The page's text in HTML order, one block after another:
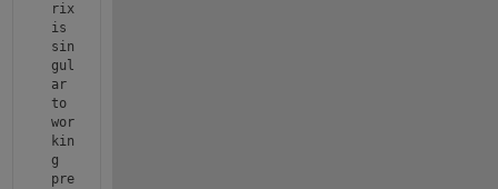
rix
is
sin
gul
ar
to
wor
kin
g
pre